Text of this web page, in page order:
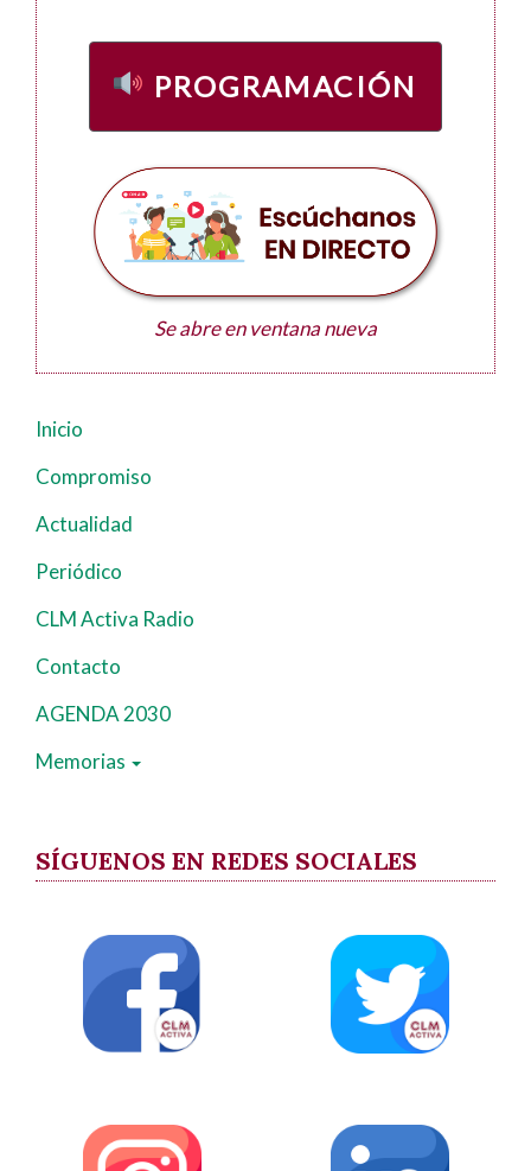
PROGRAMACIÓN
Se abre en ventana nueva
Navegación
principal
Inicio
Compromiso
Actualidad
Periódico
CLM Activa Radio
Contacto
AGENDA 2030
Memorias
SÍGUENOS EN REDES SOCIALES